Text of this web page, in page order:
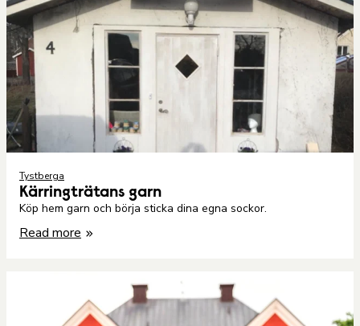
Tystberga
Kärringträtans garn
Köp hem garn och börja sticka dina egna sockor.
Read more